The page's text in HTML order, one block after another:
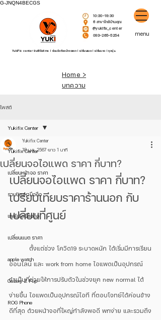
G-JNQN4BECGS
10:30-19:30
6 สาขาใกล้บ้านคุณ
@yukifix_center
093-265-5254
YukiFix center ยินดีให้บริการ l ซ่อมมือถือหน้าจอแตก l เปลี่ยนแบต l เปลี่ยนจอ l ทุกรุ่น.
menu
Home >
บทความ
โพสต์
Yukifix Center
เปลี่ยนหน้าจอ ราคา
รวมปัญหามือถือ
เทคโนโลยีมือถือ
เปลี่ยนแบต ราคา
apple watch
Galaxy Z Flip
ROG Phone
Yukifix Center
เปลี่ยนจอไอแพด ราคา กี่บาท?
Yukifix Center
18 ม.ค. 2567 ยาว 1 นาที
เปลี่ยนจอไอแพด ราคา กี่บาท?
เปรียบเทียบราคาร้านนอก กับ
เปลี่ยนที่ศูนย์
ออนไลน์ และ work from home ไอแพดเป็นอุปกรณ์
จำเป็นที่ช่วยให้การปรับตัวในช่วงยุค new normal ได้
ง่ายขึ้น ไอแพดเป็นอุปกรณ์ไอที ที่ตอบโจทย์ได้ค่อนข้าง
ดีที่สุด ด้วยหน้าจอที่ใหญ่กำลังพอดี พกง่าย และรวมถึง